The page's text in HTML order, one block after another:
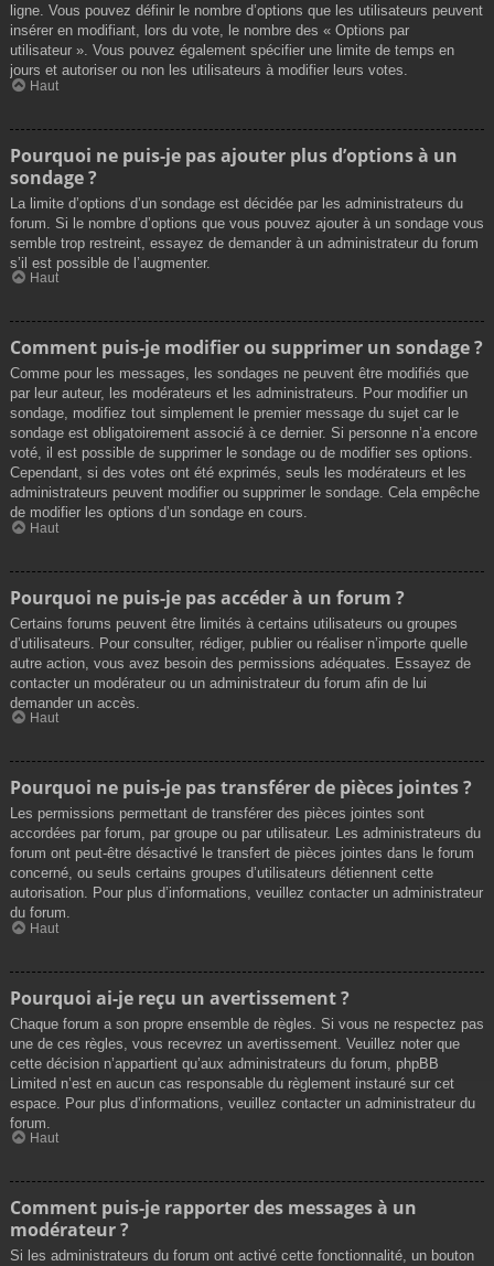
ligne. Vous pouvez définir le nombre d’options que les utilisateurs peuvent
insérer en modifiant, lors du vote, le nombre des « Options par
utilisateur ». Vous pouvez également spécifier une limite de temps en
jours et autoriser ou non les utilisateurs à modifier leurs votes.
Haut
Pourquoi ne puis-je pas ajouter plus d’options à un
sondage ?
La limite d’options d’un sondage est décidée par les administrateurs du
forum. Si le nombre d’options que vous pouvez ajouter à un sondage vous
semble trop restreint, essayez de demander à un administrateur du forum
s’il est possible de l’augmenter.
Haut
Comment puis-je modifier ou supprimer un sondage ?
Comme pour les messages, les sondages ne peuvent être modifiés que
par leur auteur, les modérateurs et les administrateurs. Pour modifier un
sondage, modifiez tout simplement le premier message du sujet car le
sondage est obligatoirement associé à ce dernier. Si personne n’a encore
voté, il est possible de supprimer le sondage ou de modifier ses options.
Cependant, si des votes ont été exprimés, seuls les modérateurs et les
administrateurs peuvent modifier ou supprimer le sondage. Cela empêche
de modifier les options d’un sondage en cours.
Haut
Pourquoi ne puis-je pas accéder à un forum ?
Certains forums peuvent être limités à certains utilisateurs ou groupes
d’utilisateurs. Pour consulter, rédiger, publier ou réaliser n’importe quelle
autre action, vous avez besoin des permissions adéquates. Essayez de
contacter un modérateur ou un administrateur du forum afin de lui
demander un accès.
Haut
Pourquoi ne puis-je pas transférer de pièces jointes ?
Les permissions permettant de transférer des pièces jointes sont
accordées par forum, par groupe ou par utilisateur. Les administrateurs du
forum ont peut-être désactivé le transfert de pièces jointes dans le forum
concerné, ou seuls certains groupes d’utilisateurs détiennent cette
autorisation. Pour plus d’informations, veuillez contacter un administrateur
du forum.
Haut
Pourquoi ai-je reçu un avertissement ?
Chaque forum a son propre ensemble de règles. Si vous ne respectez pas
une de ces règles, vous recevrez un avertissement. Veuillez noter que
cette décision n’appartient qu’aux administrateurs du forum, phpBB
Limited n’est en aucun cas responsable du règlement instauré sur cet
espace. Pour plus d’informations, veuillez contacter un administrateur du
forum.
Haut
Comment puis-je rapporter des messages à un
modérateur ?
Si les administrateurs du forum ont activé cette fonctionnalité, un bouton